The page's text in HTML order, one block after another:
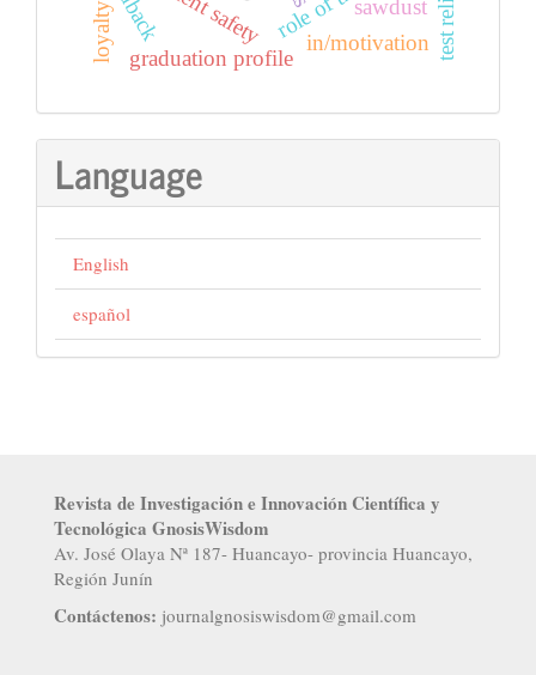
graduation profile
sawdust
in/motivation
loyalty
Language
English
español
Revista de Investigación e Innovación Científica y
Tecnológica GnosisWisdom
Av. José Olaya Nª 187- Huancayo- provincia Huancayo,
Región Junín
Contáctenos: journalgnosiswisdom@gmail.com